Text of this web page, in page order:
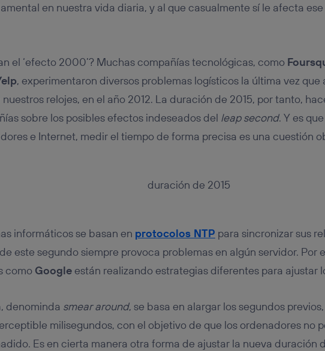
en nuestra vida diaria, y al que casualmente sí le afecta
el ‘efecto 2000’? Muchas compañías tecnológicas, como
, experimentaron diversos problemas logísticos la última vez que
relojes, en el año 2012. La duración de 2015, por tanto,
sobre los posibles efectos indeseados del leap second. Y es
e Internet, medir el tiempo de forma precisa es una cuestión
informáticos se basan en protocolos NTP para sincronizar sus
este segundo siempre provoca problemas en algún servidor. Por
como Googleestán realizando estrategias diferentes para ajustar
denominda smear around, se basa en alargar los segundos
milisegundos, con el objetivo de que los ordenadores no
Es en cierta manera otra forma de ajustar la nueva duración